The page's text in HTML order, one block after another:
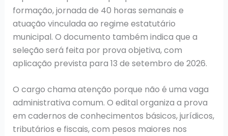
formação, jornada de 40 horas semanais e
atuação vinculada ao regime estatutário
municipal. O documento também indica que a
seleção será feita por prova objetiva, com
aplicação prevista para 13 de setembro de 2026.
O cargo chama atenção porque não é uma vaga
administrativa comum. O edital organiza a prova
em cadernos de conhecimentos básicos, jurídicos,
tributários e fiscais, com pesos maiores nos